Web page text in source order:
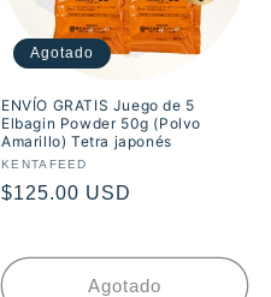
Agotado
ENVÍO GRATIS Juego de 5
Elbagin Powder 50g (Polvo
Amarillo) Tetra japonés
Proveedor:
KENTAFEED
Precio
$125.00 USD
Agotado